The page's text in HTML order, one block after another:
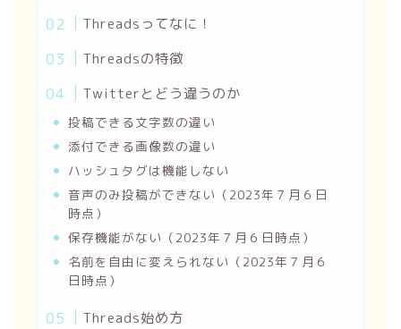
Threadsってなに！
Threadsの特徴
Twitterとどう違うのか
投稿できる文字数の違い
添付できる画像数の違い
ハッシュタグは機能しない
音声のみ投稿ができない（2023年７月６日
時点）
保存機能がない（2023年７月６日時点）
名前を自由に変えられない（2023年７月６
日時点）
Threads始め方